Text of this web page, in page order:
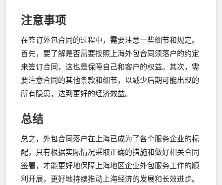
注意事项
在签订外包合同的过程中，需要注意一些细节和规定。
首先，要了解是否需要按照上海外包合同须落户的约定
来签订合同，这也是保障自己和客户的权益。其次，需
要注意合同的其他条款和细节，以减少后期可能出现的
所有隐患，达到更好的经济效益。
总结
总之，外包合同落户在上海已成为了各个服务企业的标
配，只有根据实际情况采取正确的措施和做好相关合同
签署，才能更好地保障上海地区企业外包服务工作的顺
利开展，更好地持续推动上海经济的发展和长效进步。